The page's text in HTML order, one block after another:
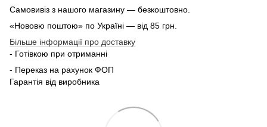
Самовивіз з нашого магазину — безкоштовно.
«Нововю поштою» по Україні — від 85 грн.
Більше інформації про доставку
- Готівкою при отриманні
- Переказ на рахунок ФОП
Гарантія від виробника